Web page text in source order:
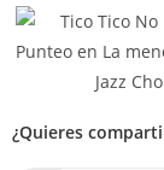
¿Quieres